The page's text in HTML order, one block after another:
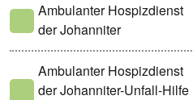
Ambulanter Hospizdienst
der Johanniter
Ambulanter Hospizdienst
der Johanniter-Unfall-Hilfe